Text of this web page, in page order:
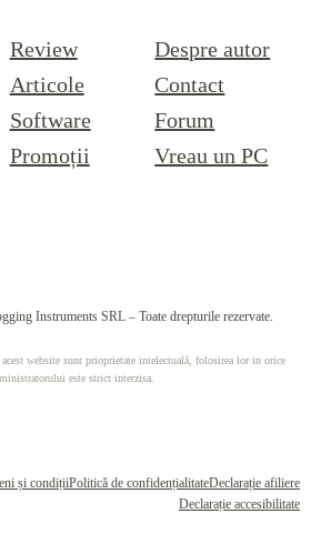
Review
Articole
Software
Promoții
Despre autor
Contact
Forum
Vreau un PC
Instruments SRL – Toate drepturile rezervate.
acest website sunt prioprietate intelectuală, folosirea lor in orice
este strict interzisa.
și condițiiPolitică de confidențialitateDeclarație afiliere
Declarație accesibilitate